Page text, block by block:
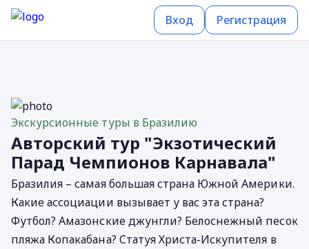
Вход Регистрация
Экскурсионные туры в Бразилию
Авторский тур "Экзотический
Парад Чемпионов Карнавала"
Бразилия – самая большая страна Южной Америки.
Какие ассоциации вызывает у вас эта страна?
Футбол? Амазонские джунгли? Белоснежный песок
пляжа Копакабана? Статуя Христа-Искупителя в